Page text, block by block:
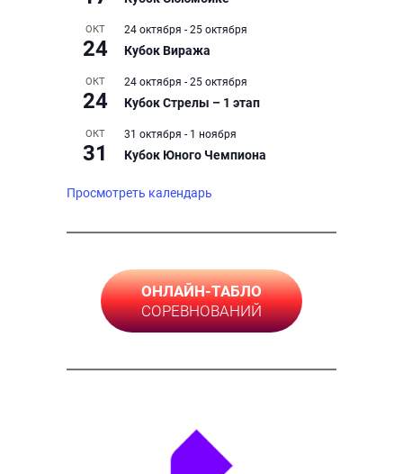
ОКТ
24
24 октября - 25 октября
Кубок Виража
ОКТ
24
24 октября - 25 октября
Кубок Стрелы – 1 этап
ОКТ
31
31 октября - 1 ноября
Кубок Юного Чемпиона
Просмотреть календарь
ОНЛАЙН-ТАБЛО
СОРЕВНОВАНИЙ